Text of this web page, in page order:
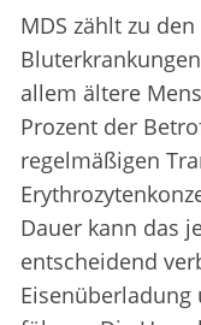
MDS zählt zu
allem ältere
Prozent der
regelmäßigen
Dauer kann das
entscheidend
Eisenüberladung